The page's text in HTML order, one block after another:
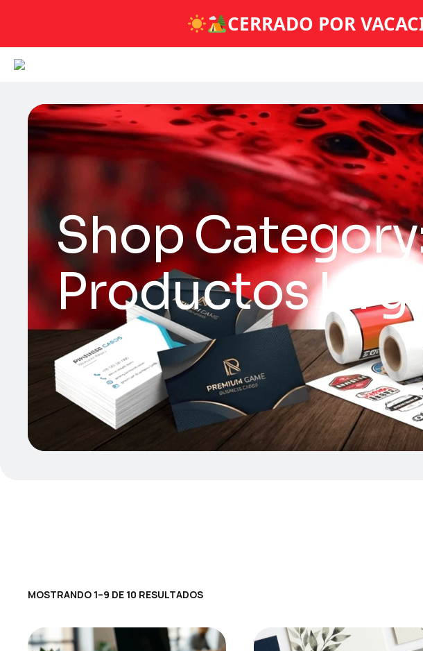
CERRADO POR
Shop
Productos
MOSTRANDO 1–9 DE 10 RESULTADOS